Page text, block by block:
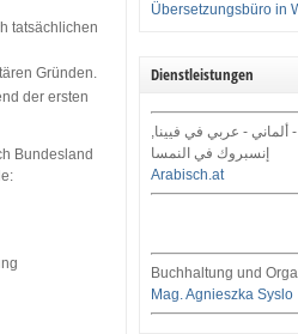
tatsächlichen
Gründen.
der ersten
Bundesland
Übersetzungsbüro in
Dienstleistungen
- عربي في فيينا,
إنسبروك في النمسا
Arabisch.at
Buchhaltung und
Mag. Agnieszka Syslo